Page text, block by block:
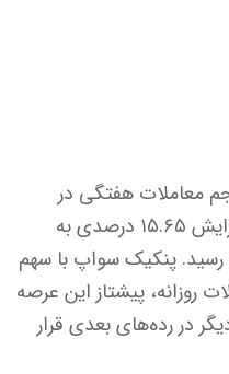
معاملات هفتگی در
شبکه بایننس اسمارت چین با افزایش ۱۵.۶۵ درصدی به
رسید. پنکیک سواپ با سهم
روزانه، پیشتاز این عرصه
در رده‌های بعدی قرار